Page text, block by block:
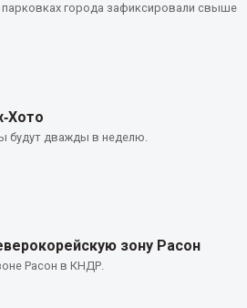
города зафиксировали свыше
будут дважды в неделю.
зону Расон
Расон в КНДР.